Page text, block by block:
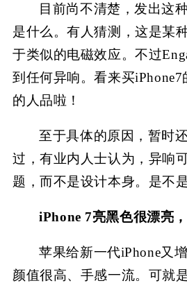
目前尚不清楚，发出这
是什么。有人猜测，这是某
于类似的电磁效应。不过
到任何异响。看来买
的人品啦！
至于具体的原因，暂时
过，有业内人士认为，异响
题，而不是设计本身。是不
iPhone 7亮黑色很漂亮
苹果给新一代iPhone又
颜值很高、手感一流。可就